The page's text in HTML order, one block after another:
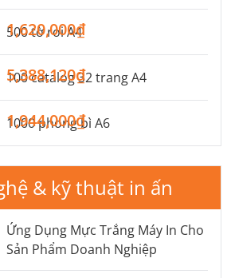
500 tờ rơi A4
1,620,000₫
100 catalog 32 trang A4
5,388,120₫
1000 phong bì A6
1,944,000₫
& kỹ thuật in ấn
Ứng Dụng Mực Trắng Máy In Cho
Sản Phẩm Doanh Nghiệp